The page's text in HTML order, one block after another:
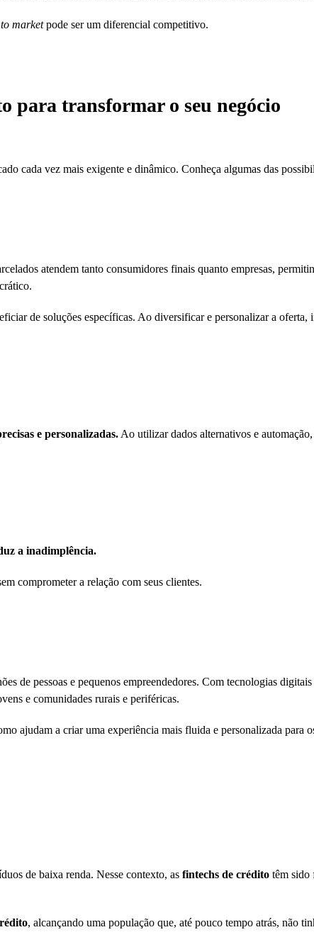
marketpode ser um diferencial competitivo.
para transformar o seu negócio
cada vez mais exigente e dinâmico. Conheça algumas das
atendem tanto consumidores finais quanto empresas,
de soluções específicas. Ao diversificar e personalizar a oferta,
e personalizadas. Ao utilizar dados alternativos e automação,
a inadimplência.
comprometer a relação com seus clientes.
de pessoas e pequenos empreendedores. Com tecnologias digitais
e comunidades rurais e periféricas.
ajudam a criar uma experiência mais fluida e personalizada para
de baixa renda. Nesse contexto, asfintechs de crédito têm sido
, alcançando uma população que, até pouco tempo atrás, não